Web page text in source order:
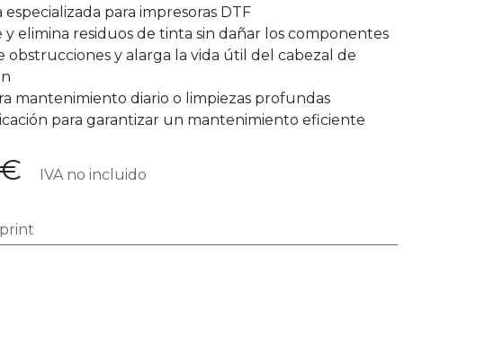
para impresoras DTF
y elimina residuos de tinta sin dañar los componentes
obstrucciones y alarga la vida útil del cabezal de
mantenimiento diario o limpiezas profundas
para garantizar un mantenimiento eficiente
€ IVA no incluido